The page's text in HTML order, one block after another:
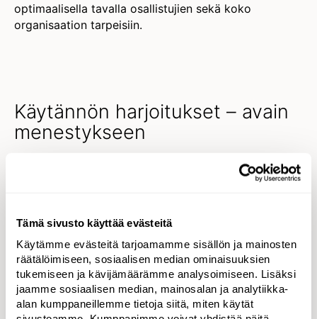
Tämä sivusto käyttää evästeitä
Käytämme evästeitä tarjoamamme sisällön ja mainosten
räätälöimiseen, sosiaalisen median ominaisuuksien
tukemiseen ja kävijämäärämme analysoimiseen. Lisäksi
jaamme sosiaalisen median, mainosalan ja analytiikka-
alan kumppaneillemme tietoja siitä, miten käytät
optimaalisella tavalla osallistujien sekä koko
organisaation tarpeisiin.
Käytännön harjoitukset – avain
menestykseen
Tampereella toteutettu mediavalmennus sisälsi sekä
rakennettiin osallistujien roolin ja lähtötason
kriisiviestinnän eri osa-alueita. Osallistujat pääsivät
turvallisessa ympäristössä harjoittelemaan
vuoropuhelutaitoja ja saivat samalla henkilökohtaista
palautetta.